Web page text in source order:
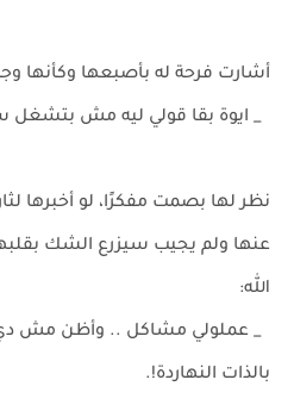
أشارت فرحة له بأصبعها وكأنها
_ ايوة بقا قولي ليه مش بتشغل
نظر لها بصمت مفكرًا، لو أخبرها
عنها ولم يجيب سيزرع الشك
الله:
_ عملولي مشاكل .. وأظن مش دي
بالذات النهاردة!.